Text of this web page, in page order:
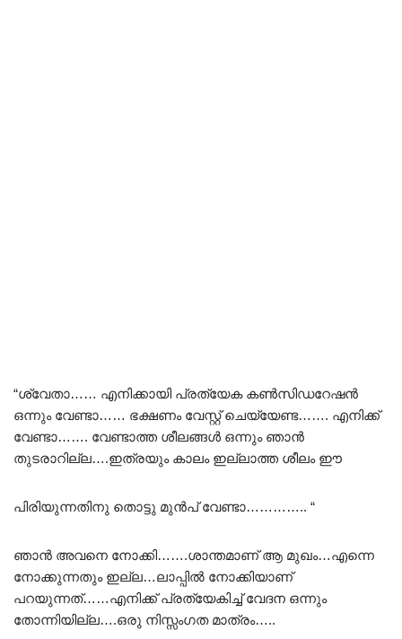
“ശ്വേതാ…… എനിക്കായി പ്രത്യേക കൺസിഡറേഷൻ
ഒന്നും വേണ്ടാ…… ഭക്ഷണം വേസ്റ്റ് ചെയ്യേണ്ട……. എനിക്ക്
വേണ്ടാ……. വേണ്ടാത്ത ശീലങ്ങൾ ഒന്നും ഞാൻ
തുടരാറില്ല….ഇത്രയും കാലം ഇല്ലാത്ത ശീലം ഈ
പിരിയുന്നതിനു തൊട്ടു മുൻപ് വേണ്ടാ………….. “
ഞാൻ അവനെ നോക്കി…….ശാന്തമാണ് ആ മുഖം…എന്നെ
നോക്കുന്നതും ഇല്ല…ലാപ്പിൽ നോക്കിയാണ്
പറയുന്നത്……എനിക്ക് പ്രത്യേകിച്ച് വേദന ഒന്നും
തോന്നിയില്ല….ഒരു നിസ്സംഗത മാത്രം…..